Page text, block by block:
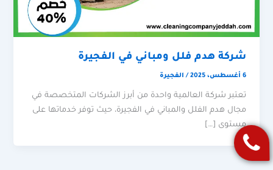
شركة هدم فلل ومباني في الفجيرة
6 أغسطس، 2025 / الفجيرة
تعتبر شركة العالمية واحدة من أبرز الشركات المتخصصة في
مجال هدم الفلل والمباني في الفجيرة، حيث توفر خدماتها على
مستوى […]